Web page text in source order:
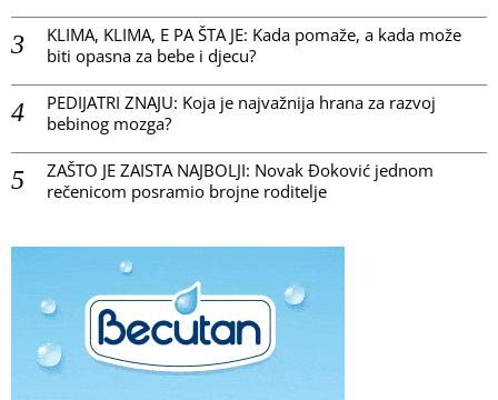
KLIMA, KLIMA, E PA ŠTA JE: Kada pomaže, a kada može
biti opasna za bebe i djecu?
PEDIJATRI ZNAJU: Koja je najvažnija hrana za razvoj
bebinog mozga?
ZAŠTO JE ZAISTA NAJBOLJI: Novak Đoković jednom
rečenicom posramio brojne roditelje